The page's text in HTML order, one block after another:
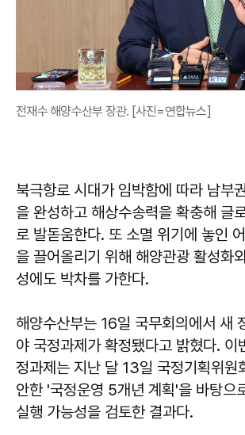
전재수 해양수산부 장관. [사진=연합뉴스]
북극항로 시대가 임박함에 따라 남부
을 완성하고 해상수송력을 확충해 글
로 발돋움한다. 또 소멸 위기에 놓인
을 끌어올리기 위해 해양관광 활성화
성에도 박차를 가한다.
해양수산부는 16일 국무회의에서 새
야 국정과제가 확정됐다고 밝혔다. 이
정과제는 지난 달 13일 국정기획위원
안한 '국정운영 5개년 계획'을 바탕으
실행 가능성을 검토한 결과다.